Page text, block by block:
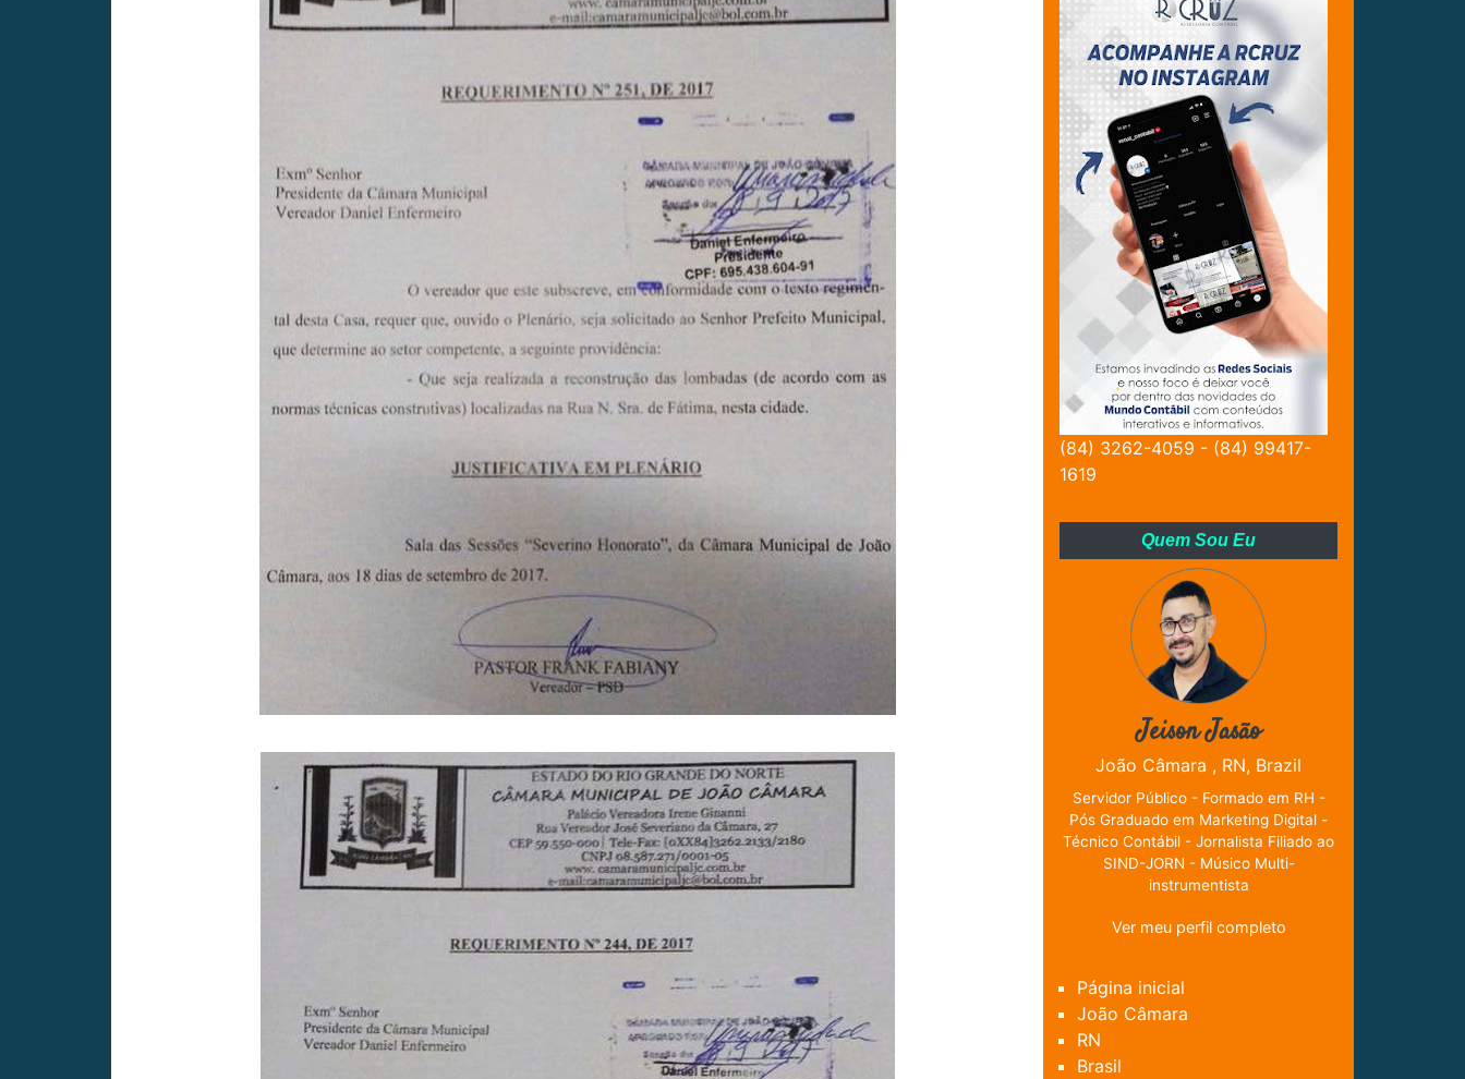
(84) 3262-4059 - (84) 99417-
1619
Quem Sou Eu
Jeison Jasão
João Câmara , RN, Brazil
Servidor Público - Formado em RH -
Pós Graduado em Marketing Digital -
Técnico Contábil - Jornalista Filiado ao
SIND-JORN - Músico Multi-
instrumentista
Ver meu perfil completo
Página inicial
João Câmara
RN
Brasil